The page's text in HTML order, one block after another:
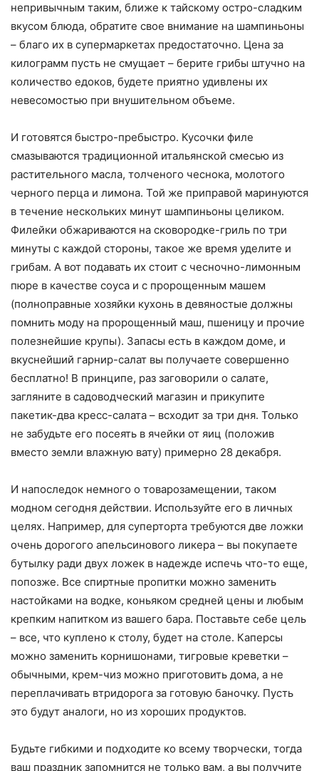
непривычным таким, ближе к тайскому остро-сладким
вкусом блюда, обратите свое внимание на шампиньоны
– благо их в супермаркетах предостаточно. Цена за
килограмм пусть не смущает – берите грибы штучно на
количество едоков, будете приятно удивлены их
невесомостью при внушительном объеме.
И готовятся быстро-пребыстро. Кусочки филе
смазываются традиционной итальянской смесью из
растительного масла, толченого чеснока, молотого
черного перца и лимона. Той же приправой маринуются
в течение нескольких минут шампиньоны целиком.
Филейки обжариваются на сковородке-гриль по три
минуты с каждой стороны, такое же время уделите и
грибам. А вот подавать их стоит с чесночно-лимонным
пюре в качестве соуса и с пророщенным машем
(полноправные хозяйки кухонь в девяностые должны
помнить моду на пророщенный маш, пшеницу и прочие
полезнейшие крупы). Запасы есть в каждом доме, и
вкуснейший гарнир-салат вы получаете совершенно
бесплатно! В принципе, раз заговорили о салате,
загляните в садоводческий магазин и прикупите
пакетик-два кресс-салата – всходит за три дня. Только
не забудьте его посеять в ячейки от яиц (положив
вместо земли влажную вату) примерно 28 декабря.
И напоследок немного о товарозамещении, таком
модном сегодня действии. Используйте его в личных
целях. Например, для суперторта требуются две ложки
очень дорогого апельсинового ликера – вы покупаете
бутылку ради двух ложек в надежде испечь что-то еще,
попозже. Все спиртные пропитки можно заменить
настойками на водке, коньяком средней цены и любым
крепким напитком из вашего бара. Поставьте себе цель
– все, что куплено к столу, будет на столе. Каперсы
можно заменить корнишонами, тигровые креветки –
обычными, крем-чиз можно приготовить дома, а не
переплачивать втридорога за готовую баночку. Пусть
это будут аналоги, но из хороших продуктов.
Будьте гибкими и подходите ко всему творчески, тогда
ваш праздник запомнится не только вам, а вы получите